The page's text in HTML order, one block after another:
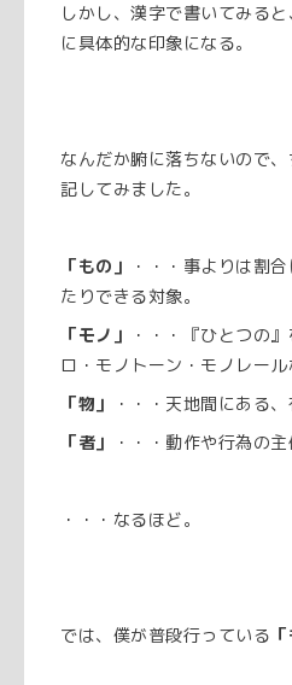
しかし、漢字で書いてみると
に具体的な印象になる。
なんだか腑に落ちないので
記してみました。
「もの」
・・・事よりは割
たりできる対象。
「モノ」
・・・『ひとつの
ロ・モノトーン・モノレール
「物」
・・・天地間にある
「者」
・・・動作や行為の主
・・・なるほど。
では、僕が普段行っている